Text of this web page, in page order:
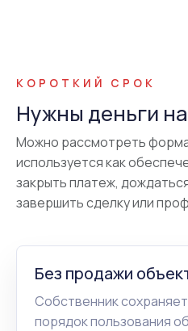
КОРОТКИЙ СРОК
Нужны деньги
Можно рассмотреть
используется как
закрыть платеж,
завершить сделку или
Без продажи
Собственник
порядок пользования